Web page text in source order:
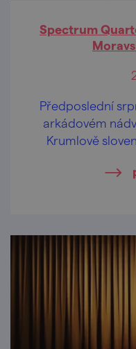
Spectrum
Předposlední
arkádovém
Krumlově